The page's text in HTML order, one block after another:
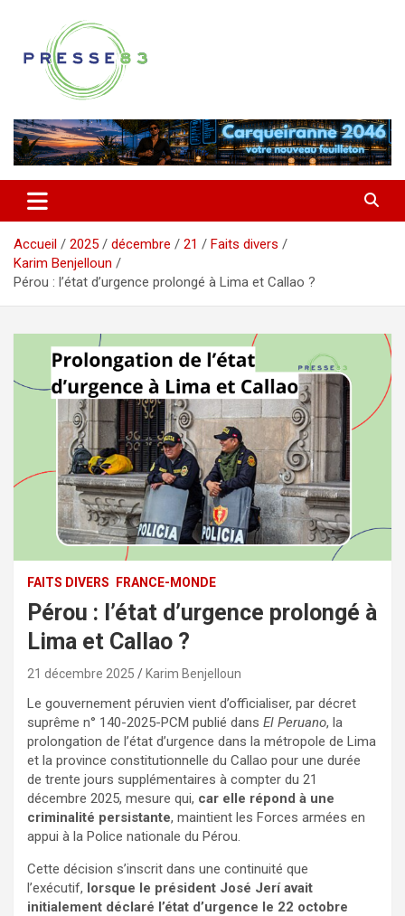
contenu
Presse 83
Accueil 2025 décembre 21
Faits divers
Karim Benjelloun
Pérou : l’état d’urgence prolongé à Lima et Callao ?
FAITS DIVERS FRANCE-MONDE
Pérou : l’état d’urgence prolongé à
Lima et Callao ?
21 décembre 2025 Karim Benjelloun
Le gouvernement péruvien vient d’officialiser, par décret
suprême n° 140-2025-PCM publié dans El Peruano, la
prolongation de l’état d’urgence dans la métropole de Lima
et la province constitutionnelle du Callao pour une durée
de trente jours supplémentaires à compter du 21
décembre 2025, mesure qui, car elle répond à une
criminalité persistante, maintient les Forces armées en
appui à la Police nationale du Pérou.​
Cette décision s’inscrit dans une continuité que
l’exécutif, lorsque le président José Jerí avait
initialement déclaré l’état d’urgence le 22 octobre